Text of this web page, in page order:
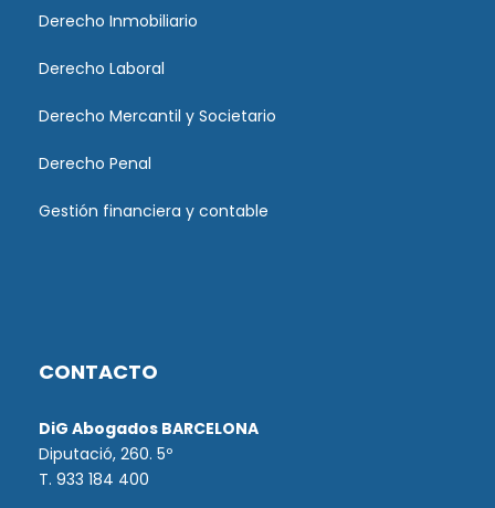
Derecho Inmobiliario
Derecho Laboral
Derecho Mercantil y Societario
Derecho Penal
Gestión financiera y contable
CONTACTO
DiG Abogados BARCELONA
Diputació, 260. 5º
T. 933 184 400